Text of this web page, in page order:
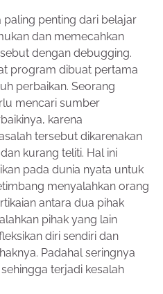
paling penting dari belajar
dan memecahkan
dengan debugging.
program dibuat pertama
perbaikan. Seorang
mencari sumber
karena
tersebut dikarenakan
kurang teliti. Hal ini
pada dunia nyata untuk
menyalahkan orang
antara dua pihak
pihak yang lain
diri sendiri dan
Padahal seringnya
terjadi kesalah